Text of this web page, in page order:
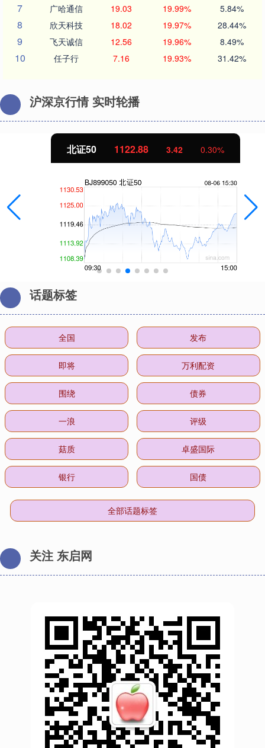
7 广哈通信 19.03 19.99% 5.84%
8 欣天科技 18.02 19.97% 28.44%
9 飞天诚信 12.56 19.96% 8.49%
10 任子行 7.16 19.93% 31.42%
沪深京行情 实时轮播
北证50 1122.88 3.42 0.30%
话题标签
全国 发布
即将 万利配资
围绕 债券
一浪 评级
菇质 卓盛国际
银行 国债
全部话题标签
关注 东启网